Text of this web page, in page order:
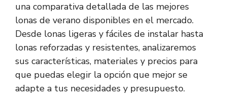
una comparativa detallada de las mejores
lonas de verano disponibles en el mercado.
Desde lonas ligeras y fáciles de instalar hasta
lonas reforzadas y resistentes, analizaremos
sus características, materiales y precios para
que puedas elegir la opción que mejor se
adapte a tus necesidades y presupuesto.